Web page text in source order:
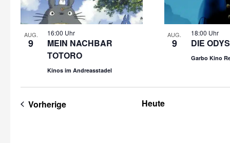
AUG.
9
16:00 Uhr
MEIN NACHBAR
TOTORO
Kinos im Andreasstadel
AUG.
9
18:00 Uhr
DIE
Garbo Kino
VorherigeVeranstaltungen Heute